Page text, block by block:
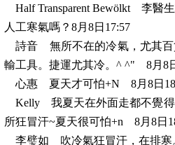
Half Transparent Bewölkt 李醫
人工寒氣嗎？8月8日17:57
詩音 無所不在的冷氣，尤其百
輸工具。捷運尤其冷。^ ^" 8月8
心惠 夏天才可怕+N 8月8日
Kelly 我夏天在外面走都不覺得
所狂冒汗~夏天很可怕+n 8月8日
李璧如 吹冷氣狂冒汗，在排寒